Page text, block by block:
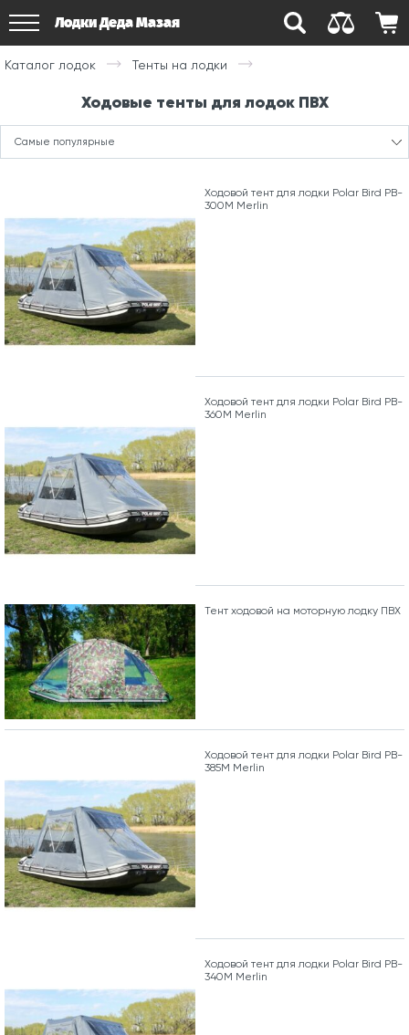
Лодки Деда Мазая
Каталог лодок Тенты на лодки
Ходовые тенты для лодок ПВХ
Самые популярные
Ходовой тент для лодки Polar Bird PB-
300M Merlin
Ходовой тент для лодки Polar Bird PB-
360M Merlin
Тент ходовой на моторную лодку ПВХ
Ходовой тент для лодки Polar Bird PB-
385M Merlin
Ходовой тент для лодки Polar Bird PB-
340M Merlin